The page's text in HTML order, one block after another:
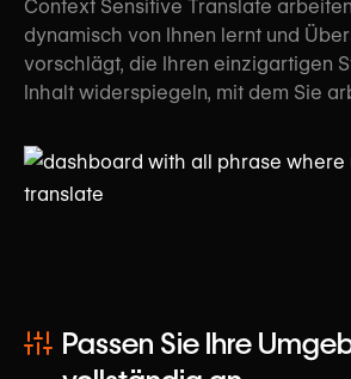
Context Sensitive Translate
dynamisch von Ihnen lernt und
vorschlägt, die Ihren einzigartigen
Inhalt widerspiegeln, mit dem Sie
Passen Sie Ihre